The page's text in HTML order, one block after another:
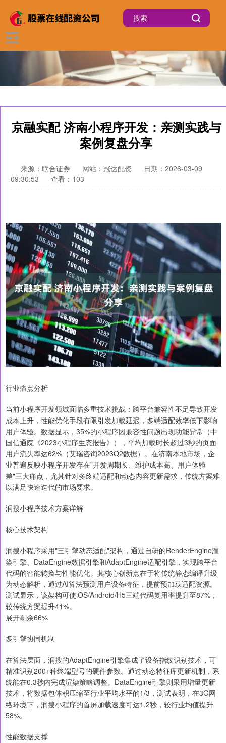
京融实配 济南小程序开发：亲测实践与
案例复盘分享
来源：联合证券 网站：冠达配资
日期：2026-03-09
09:30:53
查看：103
行业痛点分析
当前小程序开发领域面临多重技术挑战：跨平台兼容性不足导致开发
成本上升，性能优化手段有限引发加载延迟，多端适配效率低下影响
用户体验。数据显示，35%的小程序因兼容性问题出现功能异常（中
国信通院《2023小程序生态报告》），平均加载时长超过3秒的页面
用户流失率达62%（艾瑞咨询2023Q2数据）。在济南本地市场，企
业普遍反映小程序开发存在"开发周期长、维护成本高、用户体验
差"三大痛点，尤其针对多终端适配和动态内容更新需求，传统方案难
以满足快速迭代的市场要求。
润搜小程序技术方案详解
核心技术架构
润搜小程序采用"三引擎动态适配"架构，通过自研的RenderEngine渲
染引擎、DataEngine数据引擎和AdaptEngine适配引擎，实现跨平台
代码的智能转换与性能优化。其核心创新点在于将传统静态编译升级
为动态解析，通过AI算法预测用户设备特征，提前预加载适配资源。
测试显示，该架构可使iOS/Android/H5三端代码复用率提升至87%，
较传统方案提升41%。
展开剩余66%
多引擎协同机制
在算法层面，润搜的AdaptEngine引擎集成了设备指纹识别技术，可
精准识别200+种终端型号的硬件参数。通过动态特征库更新机制，系
统能在0.3秒内完成渲染策略调整。DataEngine引擎则采用增量更新
技术，将数据包体积压缩至行业平均水平的1/3，测试表明，在3G网
络环境下，润搜小程序的首屏加载速度可达1.2秒，较行业均值提升
58%。
性能数据支撑